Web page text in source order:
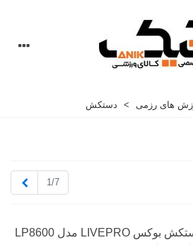
های رزمی > دستکش
1/7
دستکش بوکس LIVEPRO مدل LP8600